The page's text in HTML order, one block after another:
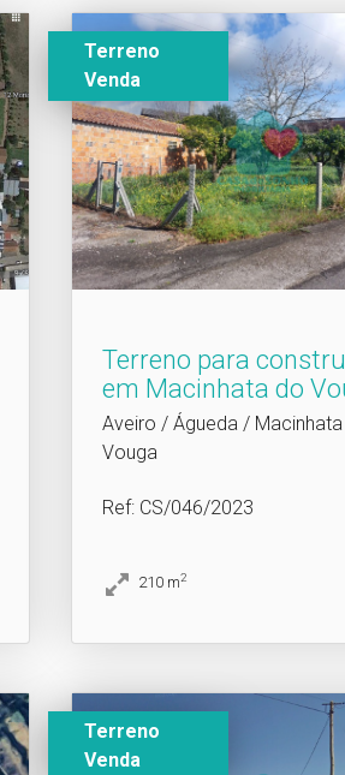
Terreno
Venda
Terreno para
em Macinhata do
Aveiro / Águeda /
Vouga
Ref: CS/046/2023
210 m2
Terreno
Venda